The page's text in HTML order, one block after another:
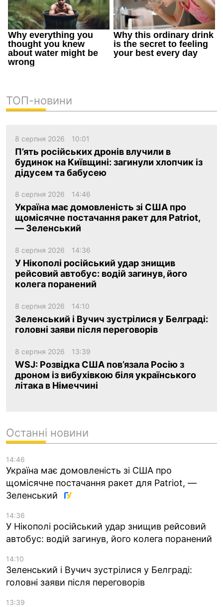
ТОП-новини
8 серпня 2026 10:01
П’ять російських дронів влучили в
будинок на Київщині: загинули хлопчик із
дідусем та бабусею
8 серпня 2026 14:46
Україна має домовленість зі США про
щомісячне постачання ракет для Patriot,
— Зеленський
8 серпня 2026 14:36
У Нікополі російський удар знищив
рейсовий автобус: водій загинув, його
колега поранений
8 серпня 2026 14:10
Зеленський і Вучич зустрілися у Белграді:
головні заяви після переговорів
8 серпня 2026 13:39
WSJ: Розвідка США пов’язала Росію з
дроном із вибухівкою біля українського
літака в Німеччині
Останні новини
14:46
Україна має домовленість зі США про
щомісячне постачання ракет для Patriot, —
Зеленський
14:36
У Нікополі російський удар знищив рейсовий
автобус: водій загинув, його колега поранений
14:10
Зеленський і Вучич зустрілися у Белграді:
головні заяви після переговорів
13:39